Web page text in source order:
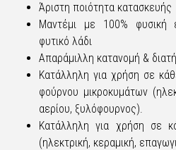
Άριστη ποιότητα κατασκευής
Μαντέμι με 100% φυσική
φυτικό λάδι
Απαράμιλλη κατανομή &
Κατάλληλη για χρήση σε
φούρνου μικροκυμάτων
αερίου, ξυλόφουρνος).
Κατάλληλη για χρήση σε
(ηλεκτρική, κεραμική,